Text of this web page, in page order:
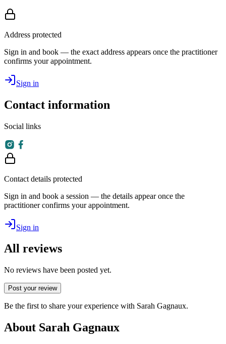
Address protected
Sign in and book — the exact address appears once the practitioner
confirms your appointment.
Sign in
Contact information
Social links
Contact details protected
Sign in and book a session — the details appear once the
practitioner confirms your appointment.
Sign in
All reviews
No reviews have been posted yet.
Post your review
Be the first to share your experience with Sarah Gagnaux.
About Sarah Gagnaux